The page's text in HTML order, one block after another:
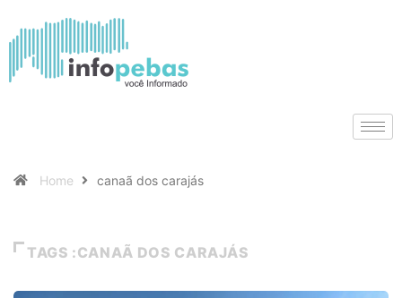
Home canaã dos carajás
TAGS :CANAÃ DOS CARAJÁS